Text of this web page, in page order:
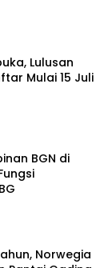
Lulusan
Mulai 15 Juli
BGN di
Norwegia